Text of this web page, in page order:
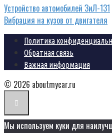
Устройство автомобилей ЗиЛ-131
Вибрация на кузов от двигателя
Политика
Обратная связь
Важная информация
© 2026 aboutmycar.ru
Мы используем куки для